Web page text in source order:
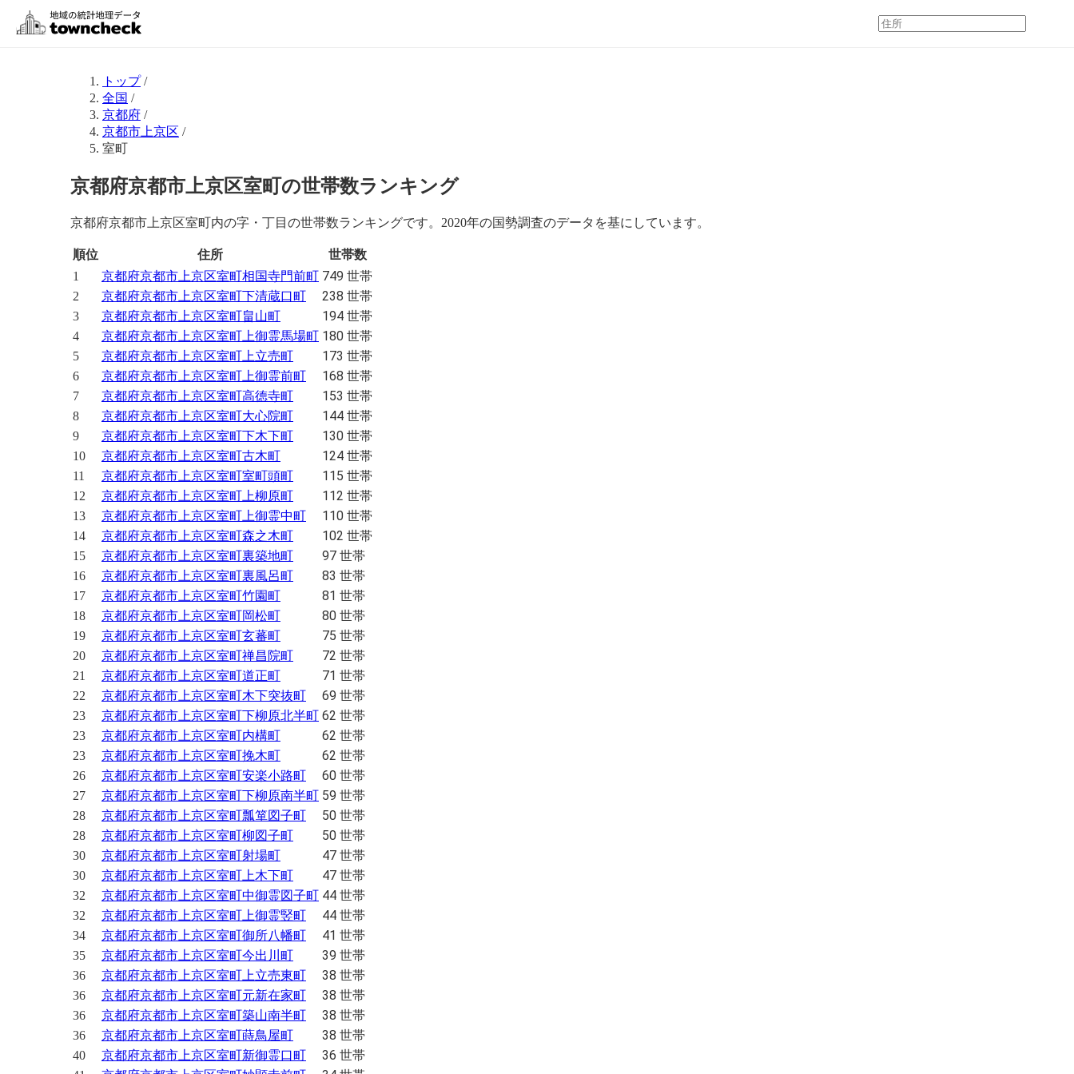
トップ/
全国 /
京都府 /
京都市上京区 /
室町
京都府京都市上京区室町の世帯数ランキング
京都府京都市上京区室町内の字・丁目の世帯数ランキングです。2020年の国勢調査のデータを基にしています。
順位 住所
世帯数
1
京都府京都市上京区室町相国寺門前町 749 世帯
2 京都府京都市上京区室町下清蔵口町 238 世帯
3 京都府京都市上京区室町畠山町 194 世帯
4 京都府京都市上京区室町上御霊馬場町 180 世帯
5 京都府京都市上京区室町上立売町 173 世帯
6 京都府京都市上京区室町上御霊前町 168 世帯
7 京都府京都市上京区室町高徳寺町 153 世帯
8 京都府京都市上京区室町大心院町 144 世帯
9 京都府京都市上京区室町下木下町 130 世帯
10 京都府京都市上京区室町古木町 124 世帯
11 京都府京都市上京区室町室町頭町 115 世帯
12 京都府京都市上京区室町上柳原町 112 世帯
13 京都府京都市上京区室町上御霊中町 110 世帯
14 京都府京都市上京区室町森之木町 102 世帯
15 京都府京都市上京区室町裏築地町 97 世帯
16 京都府京都市上京区室町裏風呂町 83 世帯
17 京都府京都市上京区室町竹園町 81 世帯
18 京都府京都市上京区室町岡松町 80 世帯
19 京都府京都市上京区室町玄蕃町 75 世帯
20 京都府京都市上京区室町禅昌院町 72 世帯
21 京都府京都市上京区室町道正町 71 世帯
22 京都府京都市上京区室町木下突抜町 69 世帯
23 京都府京都市上京区室町下柳原北半町 62 世帯
23 京都府京都市上京区室町内構町 62 世帯
23 京都府京都市上京区室町挽木町 62 世帯
26 京都府京都市上京区室町安楽小路町 60 世帯
27 京都府京都市上京区室町下柳原南半町 59 世帯
28 京都府京都市上京区室町瓢箪図子町 50 世帯
28 京都府京都市上京区室町柳図子町 50 世帯
30 京都府京都市上京区室町射場町 47 世帯
30 京都府京都市上京区室町上木下町 47 世帯
32 京都府京都市上京区室町中御霊図子町 44 世帯
32 京都府京都市上京区室町上御霊竪町 44 世帯
34 京都府京都市上京区室町御所八幡町 41 世帯
35 京都府京都市上京区室町今出川町 39 世帯
36 京都府京都市上京区室町上立売東町 38 世帯
36 京都府京都市上京区室町元新在家町 38 世帯
36 京都府京都市上京区室町築山南半町 38 世帯
36 京都府京都市上京区室町蒔鳥屋町 38 世帯
40 京都府京都市上京区室町新御霊口町 36 世帯